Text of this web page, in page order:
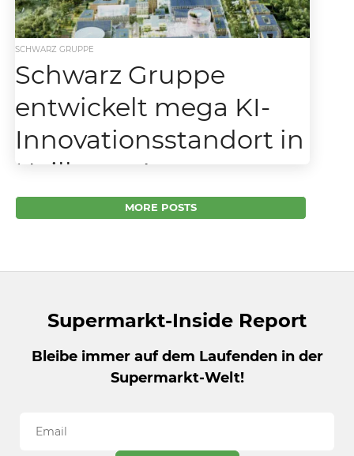
SCHWARZ GRUPPE
Schwarz Gruppe
entwickelt mega KI-
Innovationsstandort in
Heilbronn!
Die Dieter Schwarz- Stiftung beteiligt sich
stark am neuen KI-Stadtteil in Heilbronn. Die
MORE POSTS
Supermarkt-Inside Report
Bleibe immer auf dem Laufenden in der
Supermarkt-Welt!